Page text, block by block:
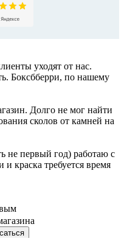
уходят от нас.
Боксбберри, по нашему
Долго не мог найти
сколов от камней на
не первый год) работаю с
краска требуется время